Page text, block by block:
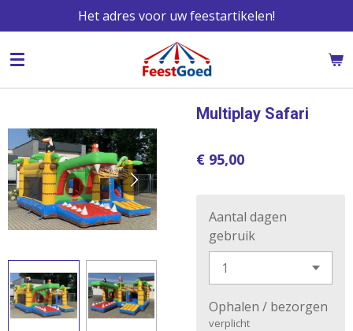
direct
naar
Het adres voor uw feestartikelen!
Multiplay Safari
€ 95,00
Aantal dagen
gebruik
Ophalen / bezorgen
verplicht